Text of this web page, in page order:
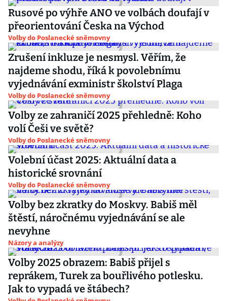
Rusové po výhře ANO ve volbách doufají v
přeorientování Česka na Východ
Volby do Poslanecké sněmovny
Zrušení inkluze je nesmysl. Věřím, že
najdeme shodu, říká k povolebnímu
vyjednávání exministr školství Plaga
Volby do Poslanecké sněmovny
Volby ze zahraničí 2025 přehledně: Koho
volí Češi ve světě?
Volby do Poslanecké sněmovny
Volební účast 2025: Aktuální data a
historické srovnání
Volby do Poslanecké sněmovny
Volby bez zkratky do Moskvy. Babiš měl
štěstí, náročnému vyjednávání se ale
nevyhne
Názory a analýzy
Volby 2025 obrazem: Babiš přijel s
reprákem, Turek za bouřlivého potlesku.
Jak to vypadá ve štábech?